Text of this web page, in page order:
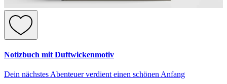
Notizbuch mit Duftwickenmotiv
Dein nächstes Abenteuer verdient einen schönen Anfang